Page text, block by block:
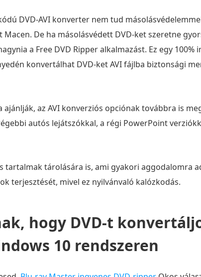
DVD-AVI konverter nem tud
De ha másolásvédett DVD-ket szeretne
a Free DVD Ripper alkalmazást. Ez egy 100%
konvertálhat DVD-ket AVI fájlba biztonsági
az AVI konverziós opciónak továbbra is
autós lejátszókkal, a régi PowerPoint
tartalmak tárolására is, ami gyakori aggodalomra
terjesztését, mivel ez nyilvánvaló kalózkodás.
hogy DVD-t
10 rendszeren